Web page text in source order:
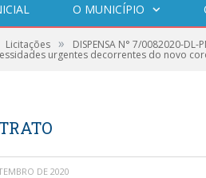
O MUNICÍPIO
Licitações » DISPENSA N° 7/0082020-
urgentes decorrentes do novo
DE 2020